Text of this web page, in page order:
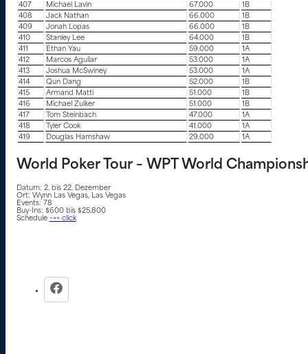
407
Michael Lavin 67.000
1B
408
Jack Nathan 66.000
1B
409
Jonah Lopas 66.000
1B
410
Stanley Lee 64.000
1B
411
Ethan Yau 59.000
1A
412
Marcos Aguilar 53.000
1A
413
Joshua McSwiney 53.000
1A
414
Qun Dang 52.000
1B
415
Armand Matti 51.000
1B
416
Michael Zulker 51.000
1B
417
Tom Steinbach 47.000
1A
418
Tyler Cook 41.000
1A
419
Douglas Hamshaw 29.000 1A
World Poker Tour – WPT World
Datum: 2. bis 22. Dezember
Ort: Wynn Las Vegas, Las Vegas
Events: 78
Buy-Ins: $600 bis $25.800
Schedule –>> click